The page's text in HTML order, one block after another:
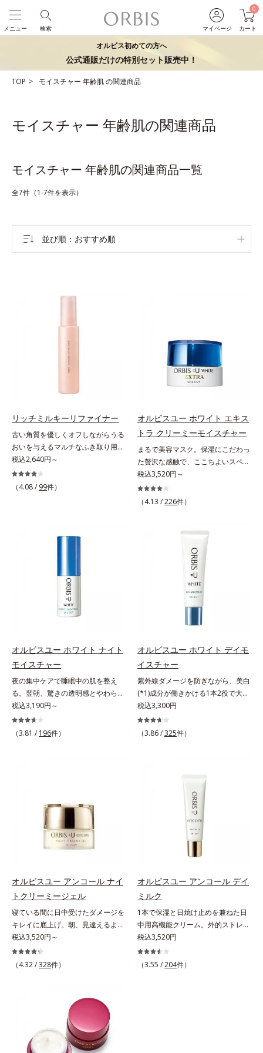
マイページ
0
カート
検索
メニュー
オルビス初めての方へ
公式通販だけの特別セット販売中！
TOP モイスチャー 年齢肌の関連商品
モイスチャー 年齢肌の関連商品
モイスチャー 年齢肌の関連商品一覧
全7件（1-7件を表示）
並び順 おすすめ順
リッチミルキーリファイナー
古い角質を優しくオフしながらうる
おいを与えるマルチなふき取り用美
容液。ごわつき、黄ぐすみなど、さ
まざまな年齢肌悩みに関わる角層の
糖化。角層が糖化する前に(*)やさし
イル成分が優しくほぐしてからふき
を届けると、くもりのないクリアな
肌に。さらにうるおいをキャッチし
て蓄える水性ヴェールを肌の上に形
成することで、次に使う化粧水のな
じみがアップします。週に2～3回、
やさしくふき取るだけで、ごわつき
のない、みずみずしいやわ肌を実現
します。 * 糖化する前の古くなった
角層をふき取り、やわらかい肌を保
つこと。
税込2,640円～
（4.08 / 99件）
オルビスユー ホワイト エキス
トラ クリーミーモイスチャー
まるで美容マスク。保湿にこだわっ
た贅沢な感触で、ここちよいスペシ
ャルケアを。若々しく透明感のある
美肌を構成する要素と、年齢肌(*1)
のメラニン生成にアプローチして、
の理論を応用し、全方位的に肌の底
上げを図ります。さらに、シミと年
齢の関係に着目。点在するシミだけ
でなく、メラニンが蓄積しがちな年
齢肌の“メラニンメタボ(*2)”にアプ
ローチして、澄みわたる美肌を目指
します。*1 年齢を重ねた肌*2 メラ
ニンが過剰に生成する状態*3 メラ
を防ぐ*4 コラーゲン・トリペプチ
ド Ｆ
税込3,520円～
（4.13 /226件）
オルビスユー ホワイト ナイト
モイスチャー
夜の集中ケアで睡眠中の肌を整え
る。翌朝、驚きの透明感とやわらか
さを感じて。若々しく透明感のある
美肌を構成する要素と、年齢肌(*1)
のメラニン生成にアプローチして、
でなく、メラニンが蓄積しがちな年
齢肌の“メラニンメタボ(*2)”にアプ
ローチして、澄みわたる美肌を目指
します。*1 年齢を重ねた肌*2 メラ
税込3,190円～
（3.81 / 196件）
オルビスユー ホワイト デイモ
イスチャー
紫外線ダメージを防ぎながら、美白
(*1)成分が働きかける1本2役で大人
の肌を守りぬく。若々しく透明感の
ある美肌を構成する要素と、年齢肌
(*2)のメラニン生成にアプローチし
の底上げを図ります。さらに、シミ
と年齢の関係に着目。点在するシミ
だけでなく、メラニンが蓄積しがち
な年齢肌の“メラニンメタボ(*3)”に
アプローチして、澄みわたる美肌を
目指します。*1 メラニンの生成を
抑え、シミ・ソバカスを防ぐ*2 年
生成する状態
税込3,300円
（3.86 /325件）
オルビスユー アンコール ナイ
トクリーミージェル
寝ている間に日中受けたダメージを
キレイに底上げ。朝、見違えるよう
なハリ感に。諦めかけていたハリ不
足、うるおい低下に先端科学ケア
(*1)でアプローチするエイジングケ
スエキスとHSP（ヒートショックプ
ロテイン）(*4)の合わせ技で、目
元、フェイスラインなど、年齢を重
ねるにつれハリ不足、うるおい低下
を感じやすい部位に働きかけ、ハリ
税込3,520円～
（4.32 /328件）
オルビスユー アンコール デイ
ミルク
1本で保湿と日焼け止めを兼ねた日
中用高機能クリーム。外的ストレス
(*5)から肌を徹底ガード。諦めかけ
ていたハリ不足、うるおい低下に先
端科学ケア(*1)でアプローチするエ
税込3,520円
（3.55 /204件）